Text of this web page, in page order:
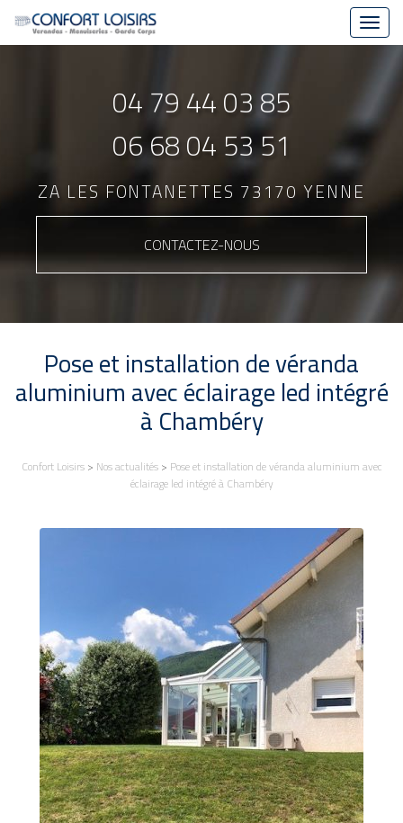
04 79 44 03 85
06 68 04 53 51
ZA LES FONTANETTES 73170 YENNE
CONTACTEZ-NOUS
Pose et installation de véranda
aluminium avec éclairage led intégré
à Chambéry
Confort Loisirs> Nos actualités> Pose et installation de véranda aluminium avec
éclairage led intégré à Chambéry